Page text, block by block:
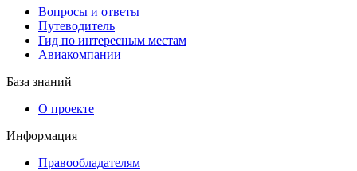
Вопросы и ответы
Путеводитель
Гид по интересным местам
Авиакомпании
База знаний
О проекте
Информация
Правообладателям